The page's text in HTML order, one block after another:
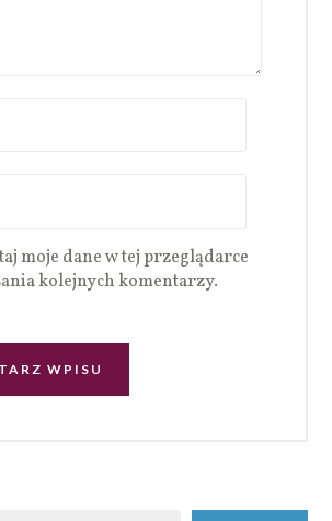
moje dane w tej przeglądarce
kolejnych komentarzy.